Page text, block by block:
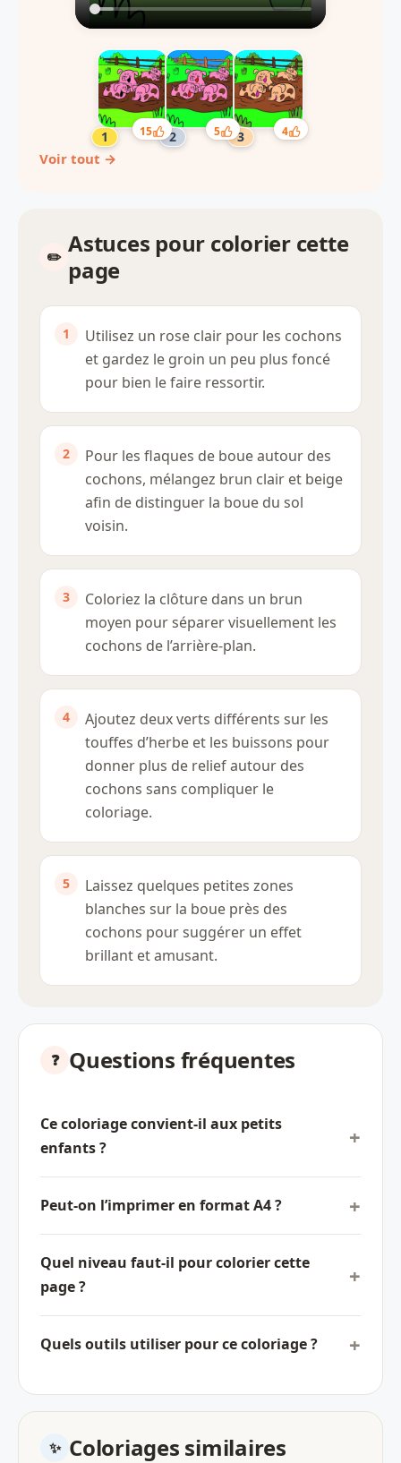
15 5 4
Voir tout →
Astuces pour colorier cette
page
Utilisez un rose clair pour les cochons
et gardez le groin un peu plus foncé
pour bien le faire ressortir.
Pour les flaques de boue autour des
cochons, mélangez brun clair et beige
afin de distinguer la boue du sol
voisin.
Coloriez la clôture dans un brun
moyen pour séparer visuellement les
cochons de l’arrière-plan.
Ajoutez deux verts différents sur les
touffes d’herbe et les buissons pour
donner plus de relief autour des
cochons sans compliquer le
coloriage.
Laissez quelques petites zones
blanches sur la boue près des
cochons pour suggérer un effet
brillant et amusant.
Questions fréquentes
Ce coloriage convient-il aux petits
enfants ?
Peut-on l’imprimer en format A4 ?
Quel niveau faut-il pour colorier cette
page ?
Quels outils utiliser pour ce coloriage ?
Coloriages similaires